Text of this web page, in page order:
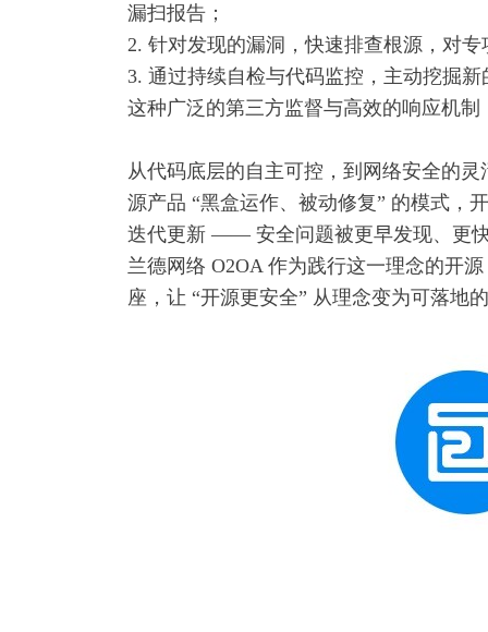
漏扫报告；
2. 针对发现的漏洞，快速排查根源，对
3. 通过持续自检与代码监控，主动挖掘
这种广泛的第三方监督与高效的响应机
从代码底层的自主可控，到网络安全的
源产品 “黑盒运作、被动修复” 的模式，
迭代更新 —— 安全问题被更早发现、更
兰德网络 O2OA 作为践行这一理念的开
座，让 “开源更安全” 从理念变为可落地